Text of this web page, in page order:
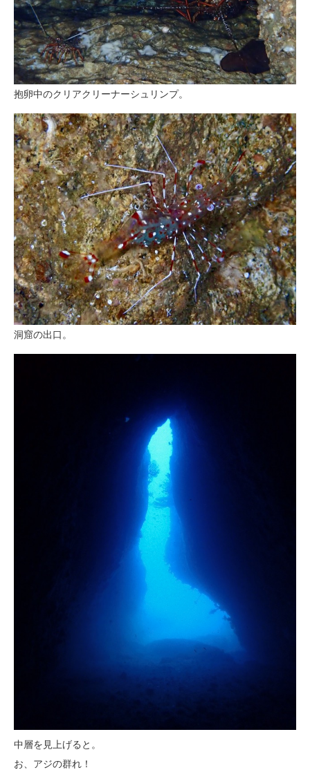
抱卵中のクリアクリーナーシュリンプ。
洞窟の出口。
中層を見上げると。
お、アジの群れ！